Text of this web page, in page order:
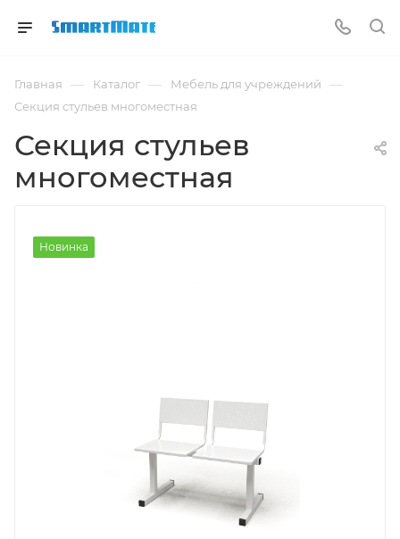
Главная — Каталог — Мебель для учреждений —
Секция стульев многоместная
Секция стульев
многоместная
Новинка